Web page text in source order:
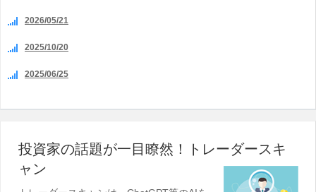
2026/05/21
2025/10/20
2025/06/25
投資家の話題が一目瞭然！トレーダースキ
ャン